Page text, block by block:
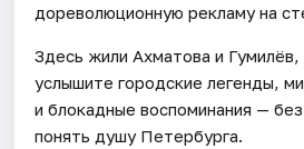
дореволюционную рекламу на
Здесь жили Ахматова и
услышите городские легенды,
и блокадные воспоминания —
понять душу Петербурга.